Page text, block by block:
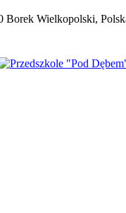
Borek Wielkopolski,